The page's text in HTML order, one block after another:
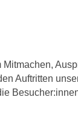
Auftritten